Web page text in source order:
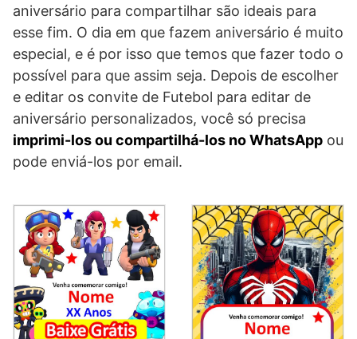
aniversário para compartilhar são ideais para
esse fim. O dia em que fazem aniversário é muito
especial, e é por isso que temos que fazer todo o
possível para que assim seja. Depois de escolher
e editar os convite de Futebol para editar de
aniversário personalizados, você só precisa
imprimi-los ou compartilhá-los no WhatsApp ou
pode enviá-los por email.